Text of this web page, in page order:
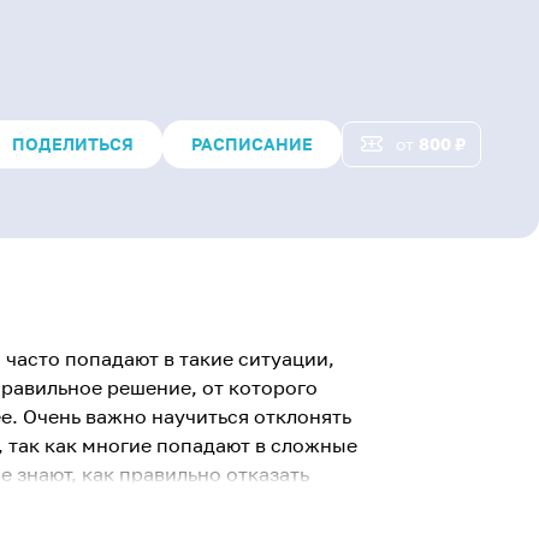
ПОДЕЛИТЬСЯ РАСПИСАНИЕ от 800 ₽
попадают в такие ситуации,
решение, от которого
Очень важно научиться отклонять
как многие попадают в сложные
знают, как правильно отказать